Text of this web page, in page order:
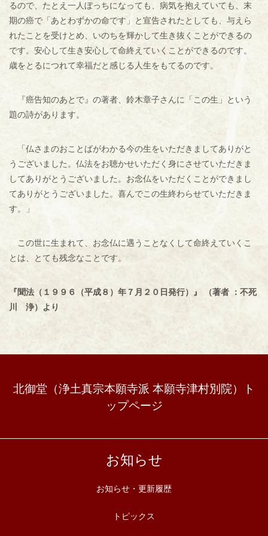
るので、たとえ一人ぼっちになっても、病気を抱えていても、末
期の癌で「あとわずかの命です」と宣告されたとしても、与えら
れたことを受けとめ、いのちを輝かして生き抜くことができるの
です。安心して生き安心して命終えていくことができるのです。
歳をとるにつれて幸福だと感じる人生をもてるのです。
『癌告知のあとで』の著者、鈴木章子さんに「この生」という
題の詩があります。
「仏さまのおことばがわかる今の生をいただきましてありがと
うございました。仏法をお聴かせいただく身にさせていただきま
してありがとうございました。お念仏をいただくことができまし
てありがとうございました。喜んでこの生終わらせていただきま
す。」
この世に生まれて、お念仏に遇うことなくして命終えていくこ
とは、とても残念なことです。
『聞法（１９９６（平成８）年７月２０日発行）』 （著者 ：不死
川 浄）より
北御堂（浄土真宗本願寺派 本願寺津村別院）ト
ップページ
お知らせ
お知らせ・更新履歴
トピックス